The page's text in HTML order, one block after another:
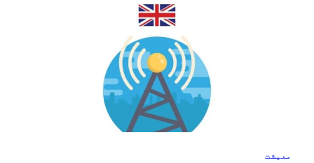
معیشت